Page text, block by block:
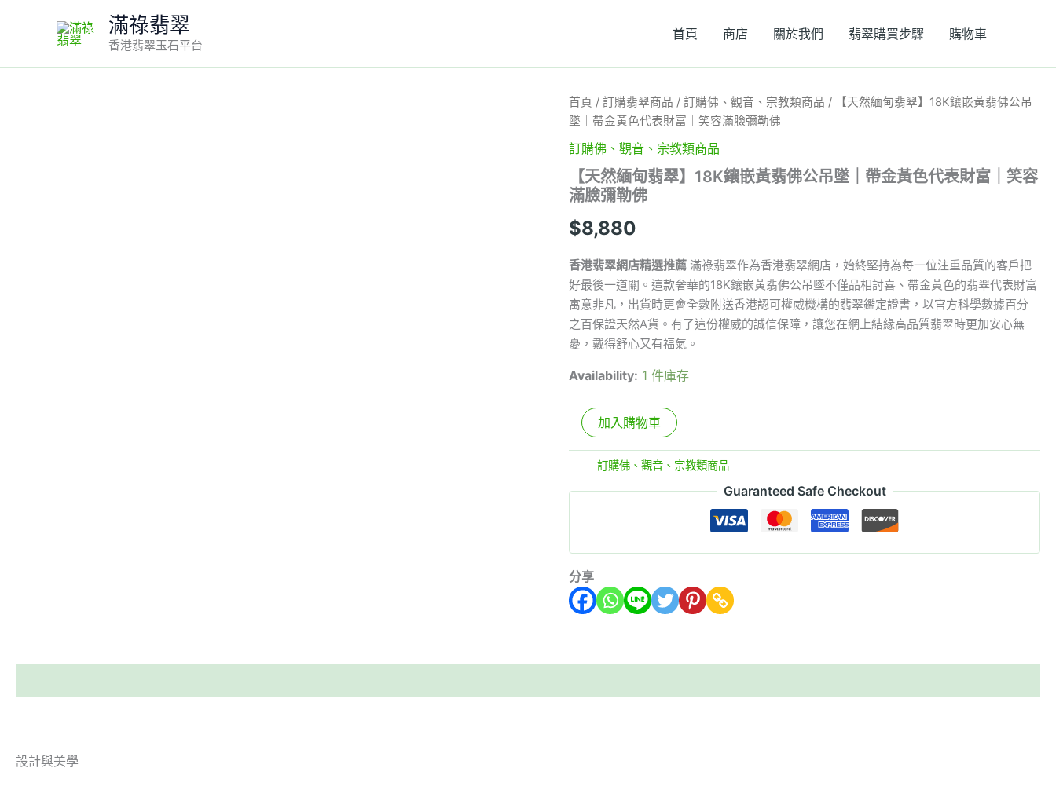
滿祿翡翠
香港翡翠玉石平台
首頁 商店 關於我們 翡翠購買步驟 購物車
首頁 /訂購翡翠商品 /訂購佛、觀音、宗教類商品 / 【天然緬甸翡翠】18K鑲嵌黃翡佛公吊
墜｜帶金黃色代表財富｜笑容滿臉彌勒佛
訂購佛、觀音、宗教類商品
【天然緬甸翡翠】18K鑲嵌黃翡佛公吊墜｜帶金黃色代表財富｜笑容
滿臉彌勒佛
$8,880
香港翡翠網店精選推薦 滿祿翡翠作為香港翡翠網店，始終堅持為每一位注重品質的客戶把
好最後一道關。這款奢華的18K鑲嵌黃翡佛公吊墜不僅品相討喜、帶金黃色的翡翠代表財富
寓意非凡，出貨時更會全數附送香港認可權威機構的翡翠鑑定證書，以官方科學數據百分
之百保證天然A貨。有了這份權威的誠信保障，讓您在網上結緣高品質翡翠時更加安心無
憂，戴得舒心又有福氣。
Availability: 1 件庫存
【天
然
甸
翠】
18K
嵌
黃
翡
佛
公
吊
墜
｜
帶
黃
笑
彌
勒
佛
數
量
加入購物車
分類:訂購佛、觀音、宗教類商品
Guaranteed Safe Checkout
分享
設計與美學